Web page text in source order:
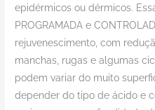
epidérmicos ou dérmicos.
PROGRAMADA e
rejuvenescimento, com
manchas, rugas e algumas
podem variar do muito
depender do tipo de ácido e